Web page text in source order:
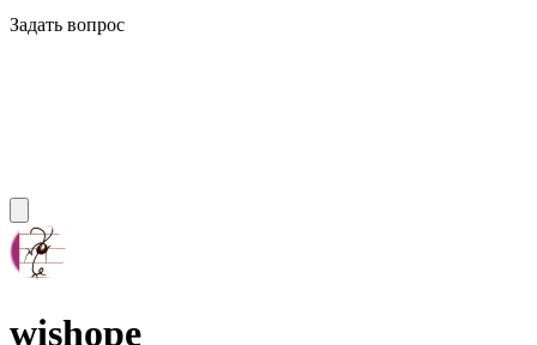
Задать вопрос
wishope